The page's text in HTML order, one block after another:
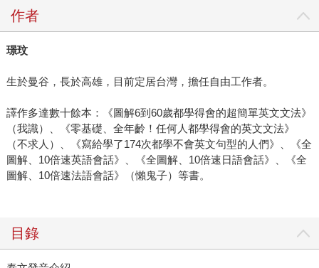
作者
璟玟
生於曼谷，長於高雄，目前定居台灣，擔任自由工作者。
譯作多達數十餘本：《圖解6到60歲都學得會的超簡單英文文法》
（我識）、《零基礎、全年齡！任何人都學得會的英文文法》
（不求人）、《寫給學了174次都學不會英文句型的人們》、《全
圖解、10倍速英語會話》、《全圖解、10倍速日語會話》、《全
圖解、10倍速法語會話》（懶鬼子）等書。
目錄